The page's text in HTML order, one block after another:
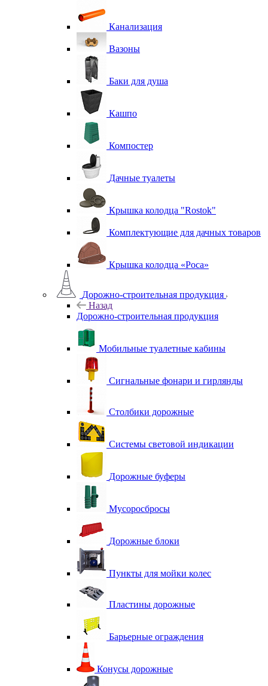
Канализация
Вазоны
Баки для душа
Кашпо
Компостер
Дачные туалеты
Крышка колодца "Rostok"
Комплектующие для дачных товаров
Крышка колодца «Роса»
Дорожно-строительная продукция
Назад
Дорожно-строительная продукция
Мобильные туалетные кабины
Сигнальные фонари и гирлянды
Столбики дорожные
Системы световой индикации
Дорожные буферы
Мусоросбросы
Дорожные блоки
Пункты для мойки колес
Пластины дорожные
Барьерные ограждения
Конусы дорожные